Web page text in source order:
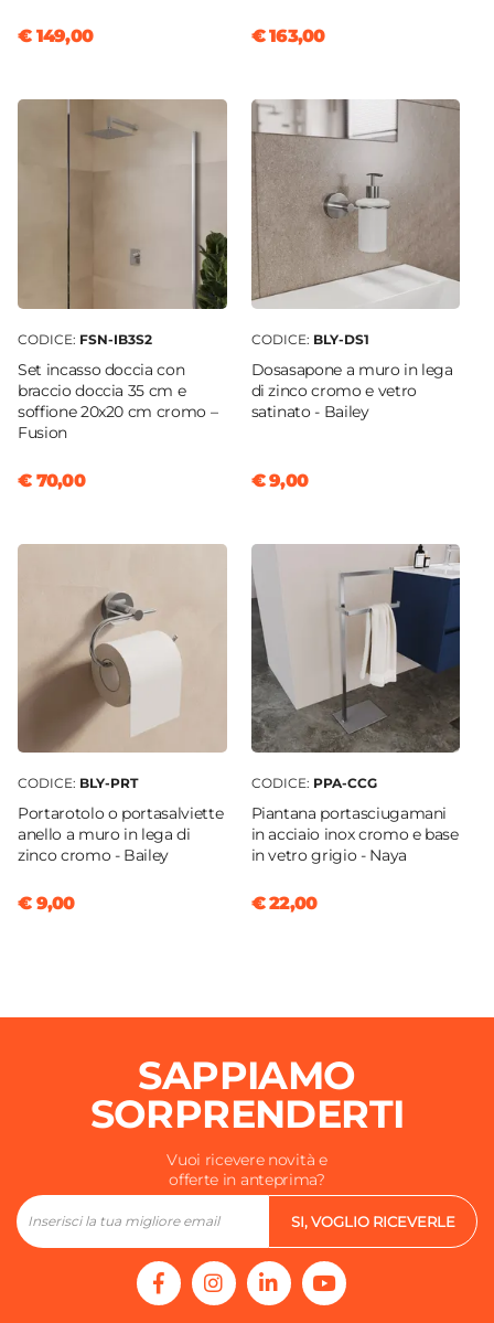
€ 149,00 € 163,00
CODICE: FSN-IB3S2
Set incasso doccia con
braccio doccia 35 cm e
soffione 20x20 cm cromo –
Fusion
€ 70,00
CODICE: BLY-DS1
Dosasapone a muro in lega
di zinco cromo e vetro
satinato - Bailey
€ 9,00
CODICE: BLY-PRT
Portarotolo o portasalviette
anello a muro in lega di
zinco cromo - Bailey
€ 9,00
CODICE: PPA-CCG
Piantana portasciugamani
in acciaio inox cromo e base
in vetro grigio - Naya
€ 22,00
SAPPIAMO
SORPRENDERTI
Vuoi ricevere novità e
offerte in anteprima?
SI, VOGLIO RICEVERLE